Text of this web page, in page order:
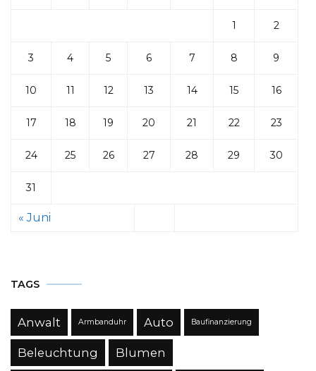
1 2
3 4 5 6 7 8 9
10 11 12 13 14 15 16
17 18 19 20 21 22 23
24 25 26 27 28 29 30
31
« Juni
TAGS
Anwalt Armbanduhr Auto Baufinanzierung
Beleuchtung Blumen